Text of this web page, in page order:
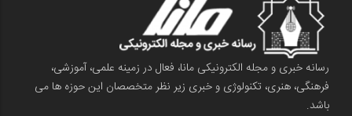
رسانه خبری و مجله الکترونیکی مانا، فعال در زمینه علمی، آموزشی،
فرهنگی، هنری، تکنولوژی و خبری زیر نظر متخصصان این حوزه ها می
باشد.